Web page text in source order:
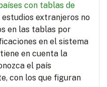
con tablas de
estudios extranjeros no
en las tablas por
en el sistema
en cuenta la
el país
con los que figuran